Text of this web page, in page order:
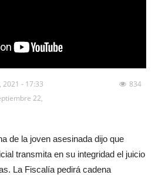
2021 - 17:33
22,
834
de la joven asesinada dijo que
transmita en su integridad el juicio
La Fiscalía pedirá cadena